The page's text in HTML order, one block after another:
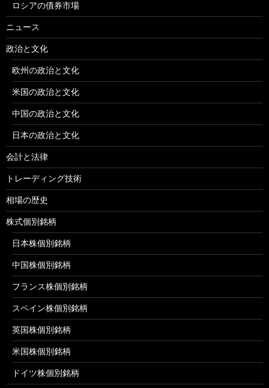
ロシアの債券市場
ニュース
政治と文化
欧州の政治と文化
米国の政治と文化
中国の政治と文化
日本の政治と文化
会計と法律
トレーディング技術
相場の歴史
株式個別銘柄
日本株個別銘柄
中国株個別銘柄
フランス株個別銘柄
スペイン株個別銘柄
英国株個別銘柄
米国株個別銘柄
ドイツ株個別銘柄